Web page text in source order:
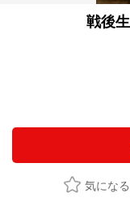
戦後
気にな